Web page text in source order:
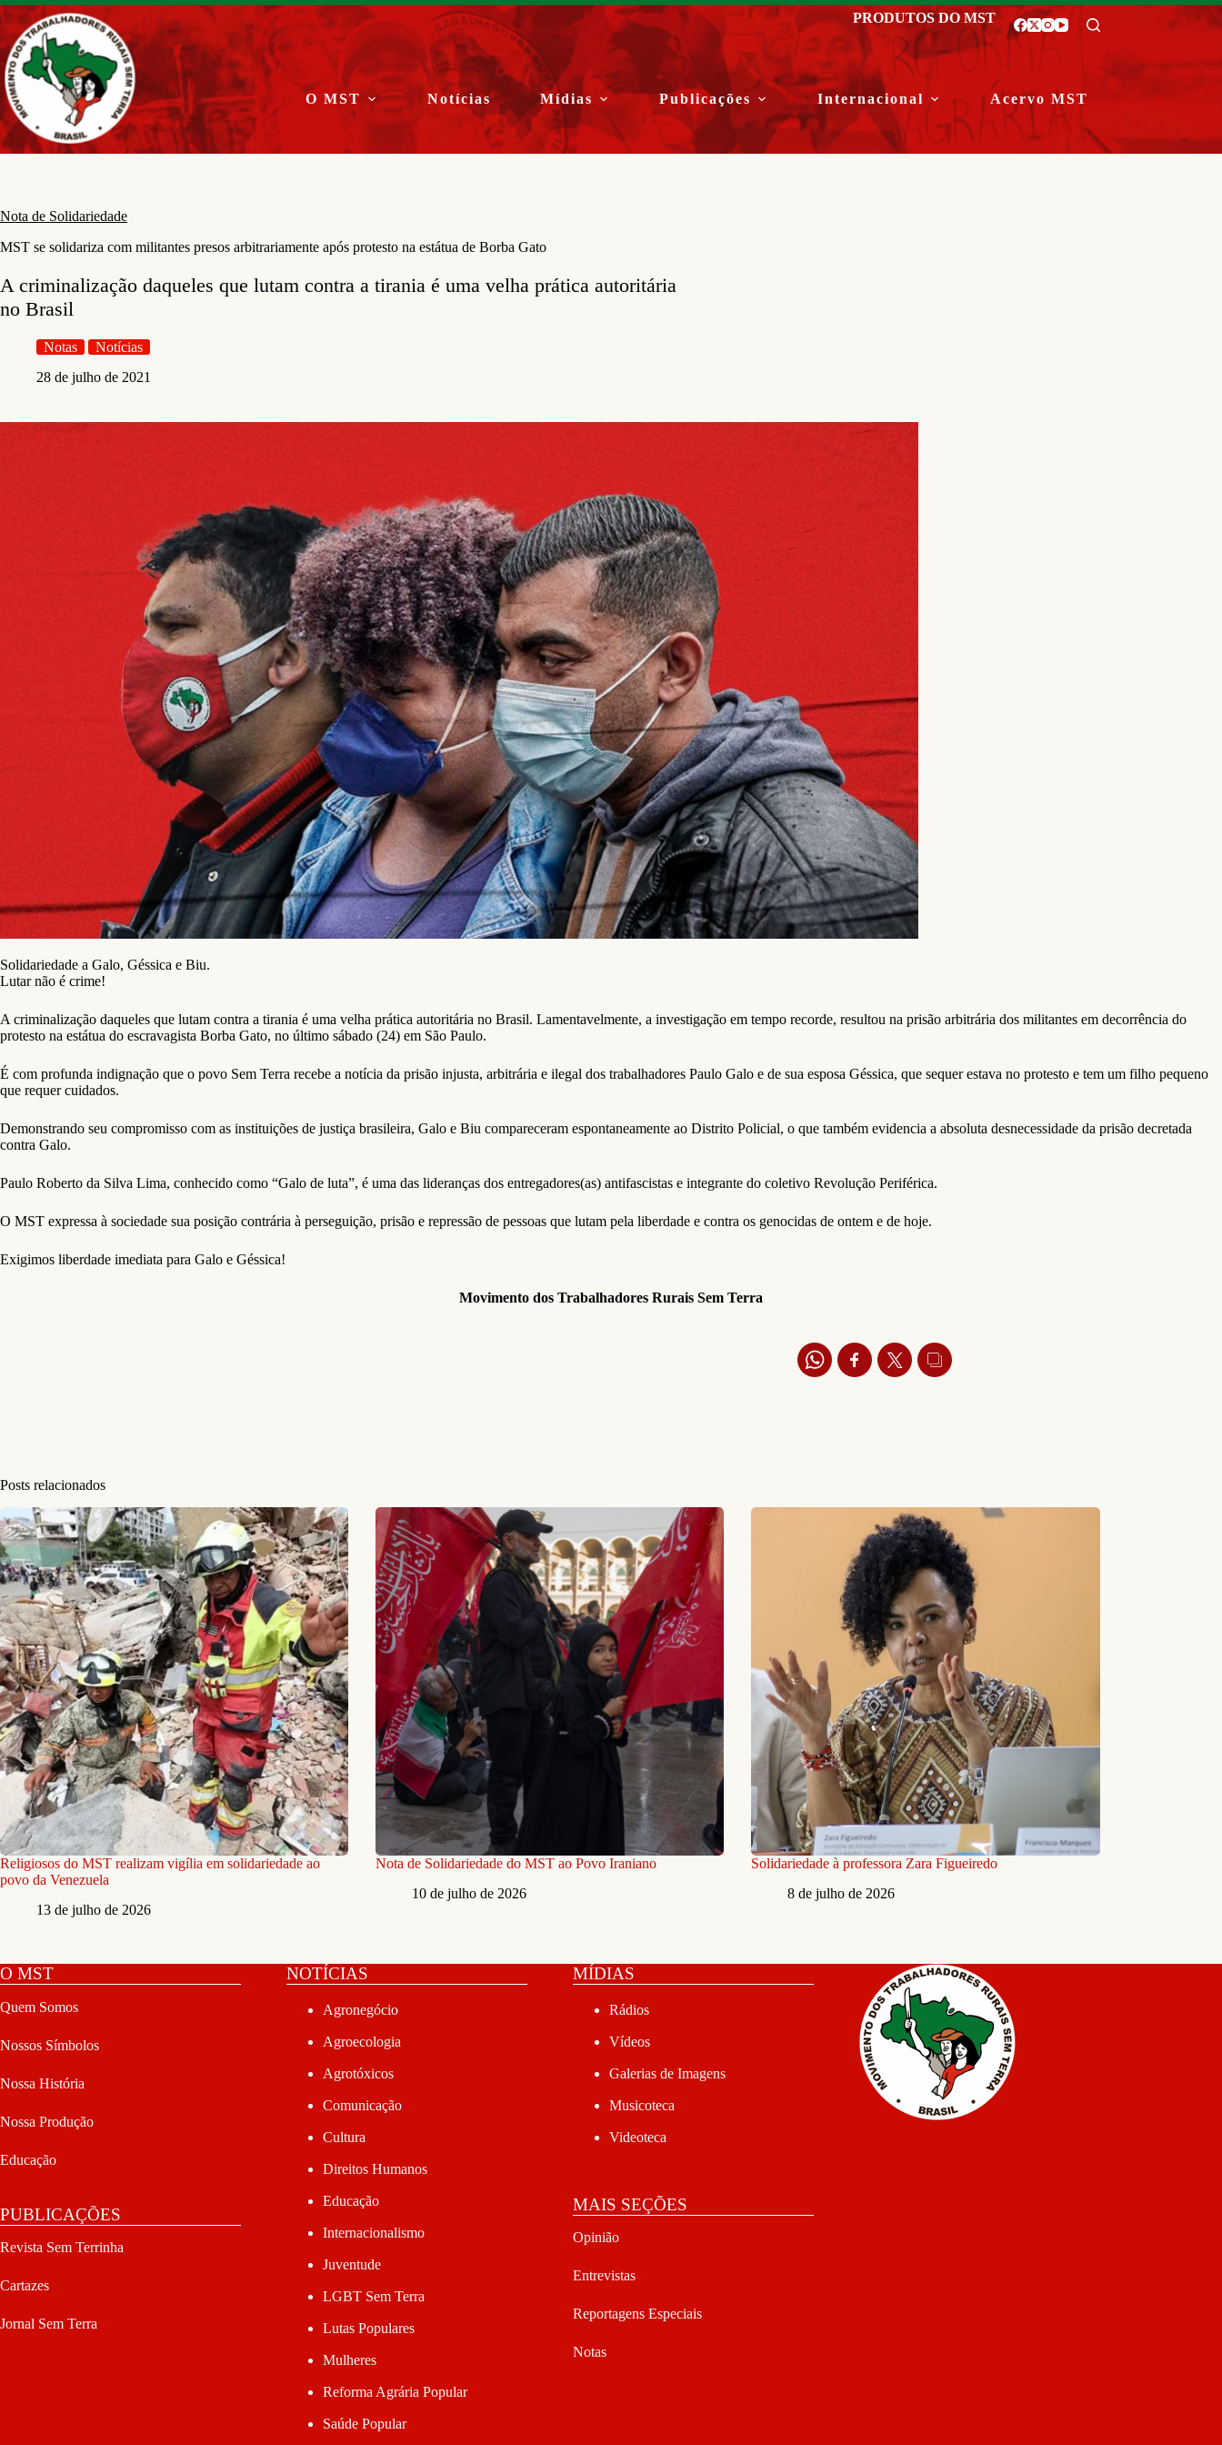
Pular
para
o
conteúdo
PRODUTOS DO MST
O MST Notícias Mídias Publicações Internacional Acervo MST
Nota de Solidariedade
MST se solidariza com militantes presos arbitrariamente após protesto na estátua de Borba Gato
A criminalização daqueles que lutam contra a tirania é uma velha prática autoritária
no Brasil
Notas
Notícias
28 de julho de 2021
Solidariedade a Galo, Géssica e Biu.
Lutar não é crime!
A criminalização daqueles que lutam contra a tirania é uma velha prática autoritária no Brasil. Lamentavelmente, a investigação em tempo recorde, resultou na prisão arbitrária dos militantes em decorrência do
protesto na estátua do escravagista Borba Gato, no último sábado (24) em São Paulo.
É com profunda indignação que o povo Sem Terra recebe a notícia da prisão injusta, arbitrária e ilegal dos trabalhadores Paulo Galo e de sua esposa Géssica, que sequer estava no protesto e tem um filho pequeno
que requer cuidados.
Demonstrando seu compromisso com as instituições de justiça brasileira, Galo e Biu compareceram espontaneamente ao Distrito Policial, o que também evidencia a absoluta desnecessidade da prisão decretada
contra Galo.
Paulo Roberto da Silva Lima, conhecido como “Galo de luta”, é uma das lideranças dos entregadores(as) antifascistas e integrante do coletivo Revolução Periférica.
O MST expressa à sociedade sua posição contrária à perseguição, prisão e repressão de pessoas que lutam pela liberdade e contra os genocidas de ontem e de hoje.
Exigimos liberdade imediata para Galo e Géssica!
Movimento dos Trabalhadores Rurais Sem Terra
Posts relacionados
Religiosos do MST realizam vigília em solidariedade ao
povo da Venezuela
13 de julho de 2026
Nota de Solidariedade do MST ao Povo Iraniano
10 de julho de 2026
Solidariedade à professora Zara Figueiredo
8 de julho de 2026
O MST
Quem Somos
Nossos Símbolos
Nossa História
Nossa Produção
Educação
PUBLICAÇÕES
Revista Sem Terrinha
Cartazes
Jornal Sem Terra
NOTÍCIAS
Agronegócio
Agroecologia
Agrotóxicos
Comunicação
Cultura
Direitos Humanos
Educação
Internacionalismo
Juventude
LGBT Sem Terra
Lutas Populares
Mulheres
Reforma Agrária Popular
Saúde Popular
MÍDIAS
Rádios
Vídeos
Galerias de Imagens
Musicoteca
Videoteca
MAIS SEÇÕES
Opinião
Entrevistas
Reportagens Especiais
Notas